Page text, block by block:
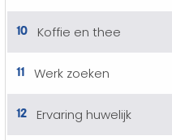
10 Koffie en thee
11 Werk zoeken
12 Ervaring huwelijk